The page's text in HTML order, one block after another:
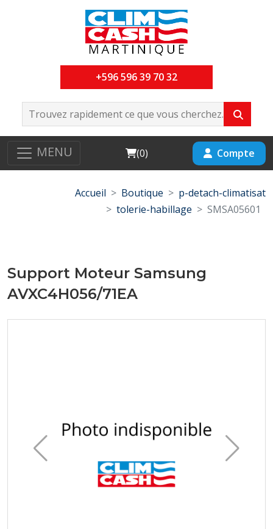
+596 596 39 70 32
MENU Cart
(0) Compte
Accueil Boutique
p-detach-climatisat
tolerie-habillage
SMSA05601
Support Moteur Samsung
AVXC4H056/71EA